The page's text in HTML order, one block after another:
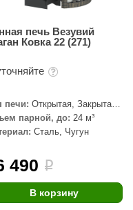
печь Везувий
Ковка 22 (271)
печи: Открытая, Закрытая,
парной, до: 24 м³
Сталь, Чугун
490 i
В корзину